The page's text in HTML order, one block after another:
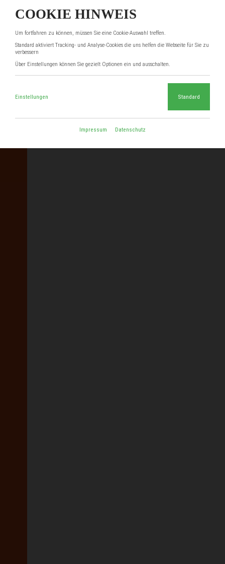
COOKIE HINWEIS
Um fortfahren zu können, müssen Sie eine Cookie-Auswahl treffen.
Standard aktiviert Tracking- und Analyse-Cookies die uns helfen die Webseite für Sie zu
verbessern
Über Einstellungen können Sie gezielt Optionen ein und ausschalten.
Einstellungen Standard
Impressum Datenschutz